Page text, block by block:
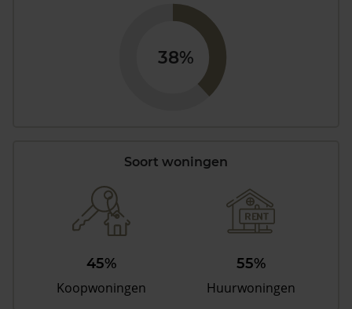
38%
Soort woningen
45%
Koopwoningen
55%
Huurwoningen